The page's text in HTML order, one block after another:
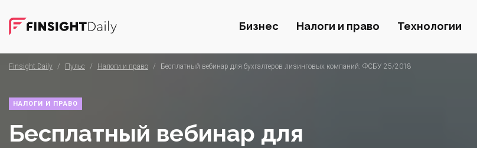
Бизнес Налоги и право Технологии
Finsight Daily / Пульс / Налоги и право / Бесплатный вебинар для бухгалтеров лизинговых компаний: ФСБУ 25/2018
НАЛОГИ И ПРАВО
Бесплатный вебинар для